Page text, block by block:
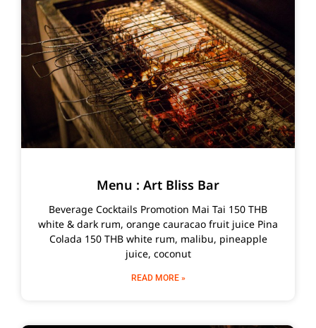
Menu : Art Bliss Bar
Beverage Cocktails Promotion Mai Tai 150 THB
white & dark rum, orange cauracao fruit juice Pina
Colada 150 THB white rum, malibu, pineapple
juice, coconut
READ MORE »